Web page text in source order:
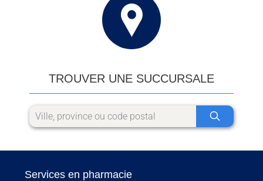
TROUVER UNE SUCCURSALE
Services en pharmacie